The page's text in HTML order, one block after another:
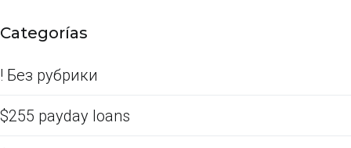
Categorías
! Без рубрики
$255 payday loans